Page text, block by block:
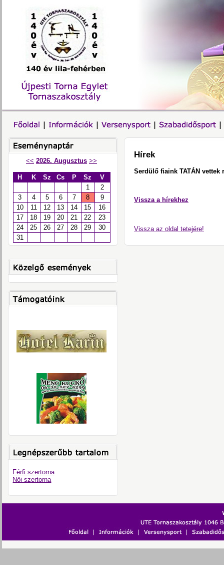
<< 2026. Augusztus >>
H K Sz Cs P Sz
V
1
2
3
4 5 6 7 8
9
10
11 12 13 14 15
16
17
18 19 20 21 22
23
24
25 26 27 28 29
30
31
Férfi szertorna
Női szertorna
Hírek
Serdülő fiaink TATÁN vettek
Vissza a hírekhez
Vissza az oldal tetejére!